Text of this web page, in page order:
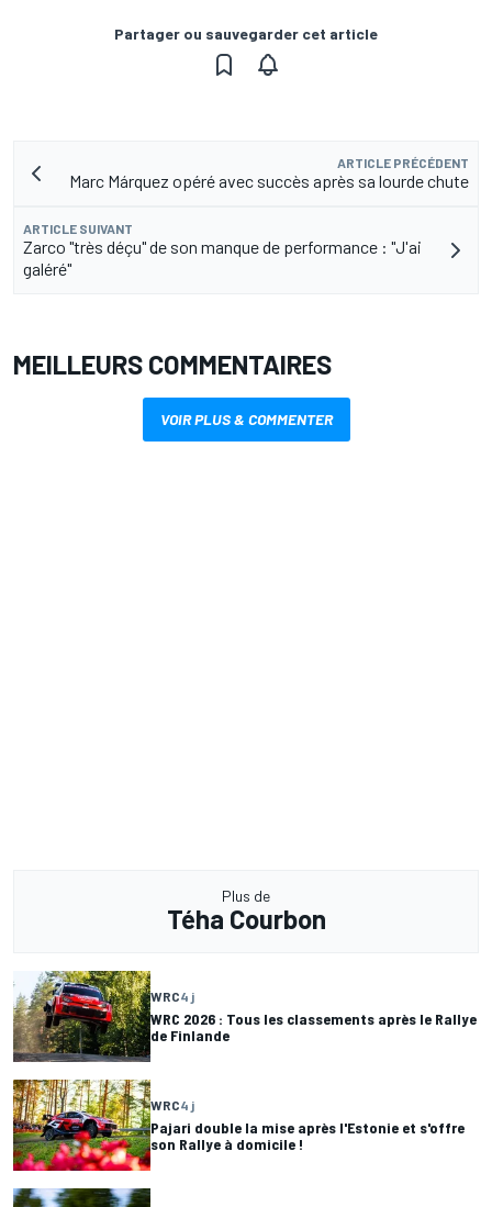
Partager ou sauvegarder cet article
ARTICLE PRÉCÉDENT
Marc Márquez opéré avec succès après sa lourde chute
ARTICLE SUIVANT
Zarco "très déçu" de son manque de performance : "J'ai
galéré"
MEILLEURS COMMENTAIRES
VOIR PLUS & COMMENTER
Plus de
Téha Courbon
WRC4 j
WRC 2026 : Tous les classements après le Rallye
de Finlande
WRC4 j
Pajari double la mise après l'Estonie et s'offre
son Rallye à domicile !